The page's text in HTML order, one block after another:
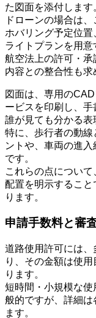
た図面を添付します
ドローンの場合は
ホバリング予定位
ライトプランを用意
航空法上の許可・
内容との整合性も求
図面は、専用の
ービスを印刷し、手
誰が見ても分かる表
特に、歩行者の動線
ントや、車両の進
です。
これらの点につい
配置を明示すること
ります。
申請手数料と審
道路使用許可には
り、その金額は使
ります。
短時間・小規模な
般的ですが、詳細
ます。